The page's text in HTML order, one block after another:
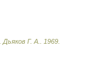
Дьяков Г. А. 1969